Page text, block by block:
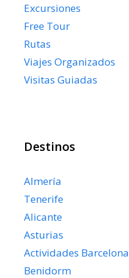
Excursiones
Free Tour
Rutas
Viajes Organizados
Visitas Guiadas
Destinos
Almería
Tenerife
Alicante
Asturias
Actividades Barcelona
Benidorm